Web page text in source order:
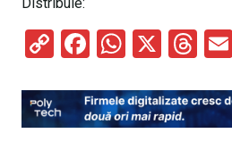
C
py
Li
F
ce
b
W
at
s
X
T
e
a